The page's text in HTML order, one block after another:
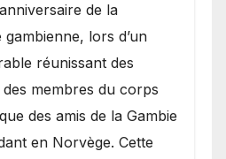
de la
lors d’un
réunissant des
membres du corps
des amis de la Gambie
en Norvège. Cette